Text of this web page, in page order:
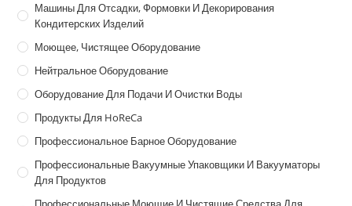
Машины Для Отсадки, Формовки И Декорирования
Кондитерских Изделий
Моющее, Чистящее Оборудование
Нейтральное Оборудование
Оборудование Для Подачи И Очистки Воды
Продукты Для HoReCa
Профессиональное Барное Оборудование
Профессиональные Вакуумные Упаковщики И Вакууматоры
Для Продуктов